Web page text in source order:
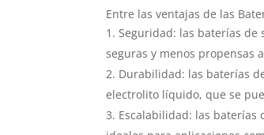
Entre las ventajas de las
Seguridad: las baterías de
seguras y menos propensas
Durabilidad: las baterías
electrolito líquido, que se
Escalabilidad: las baterías